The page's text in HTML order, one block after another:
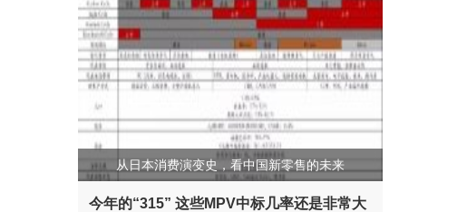
从日本消费演变史，看中国新零售的未来
今年的“315” 这些MPV中标几率还是非常大